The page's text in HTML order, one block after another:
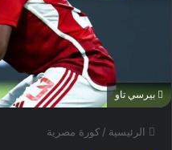
بيرسي تاو
الرئيسية / كورة مصرية